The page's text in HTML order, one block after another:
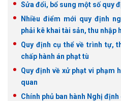
Sửa đổi, bổ sung một số quy
Nhiều điểm mới quy định
phải kê khai tài sản, thu nhập
Quy định cụ thể về trình tự,
chấp hành án phạt tù
Quy định về xử phạt vi phạm
quan
Chính phủ ban hành Nghị